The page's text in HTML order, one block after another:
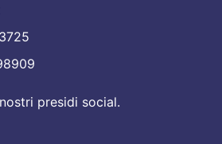
presidi social.